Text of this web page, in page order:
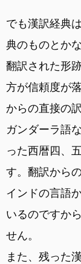
でも漢訳経典
典のものとか
翻訳された形
方が信頼度が
からの直接の
ガンダーラ語
った西暦四、
す。翻訳から
インドの言語
いるのですか
せん。
また、残った